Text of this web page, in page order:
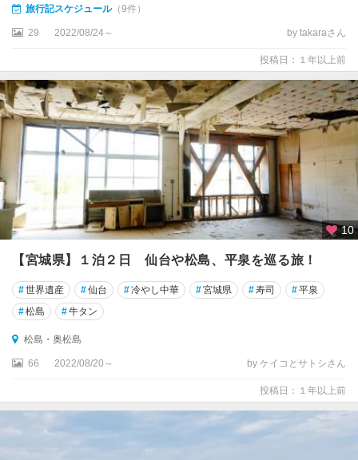
旅行記スケジュール（9件）
29 2022/08/24～ by takaraさん
投稿日：１年以上前
10
【宮城県】１泊２日 仙台や松島、平泉を巡る旅！
#世界遺産 #仙台 #冷やし中華 #宮城県 #寿司 #平泉
#松島 #牛タン
松島・奥松島
66 2022/08/20～ by ケイコとサトシさん
投稿日：１年以上前